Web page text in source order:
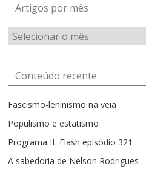
Artigos por mês
Artigos
por
Conteúdo recente
Fascismo-leninismo na veia
Populismo e estatismo
Programa IL Flash episódio 321
A sabedoria de Nelson Rodrigues